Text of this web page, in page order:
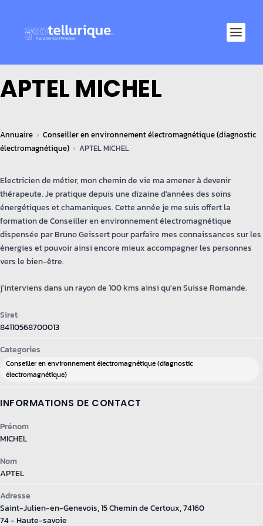
APTEL MICHEL
Annuaire
Conseiller en environnement électromagnétique (diagnostic
électromagnétique)
APTEL MICHEL
Electricien de métier, mon chemin de vie ma amener à devenir
thérapeute. Je pratique depuis une dizaine d'années des soins
énergétiques et chamaniques. Cette année je me suis offert la
formation de Conseiller en environnement électromagnétique
dispensée par Bruno Geissert pour parfaire mes connaissances sur les
énergies et pouvoir ainsi encore mieux accompagner les personnes
vers le bien-être.
j'interviens dans un rayon de 100 kms ainsi qu'en Suisse Romande.
Siret
84110568700013
Categories
Conseiller en environnement électromagnétique (diagnostic
électromagnétique)
INFORMATIONS DE CONTACT
Prénom
MICHEL
Nom
APTEL
Adresse
Saint-Julien-en-Genevois, 15 Chemin de Certoux, 74160
74 - Haute-savoie